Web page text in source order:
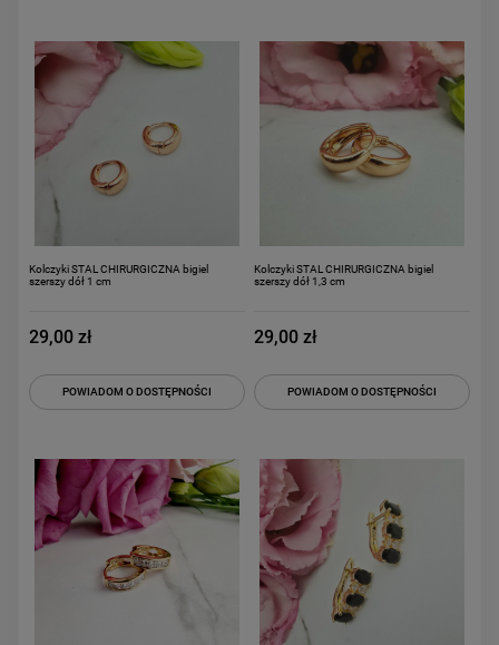
Kolczyki STAL CHIRURGICZNA bigiel
szerszy dół 1 cm
29,00 zł
POWIADOM O DOSTĘPNOŚCI
Kolczyki STAL CHIRURGICZNA bigiel
szerszy dół 1,3 cm
29,00 zł
POWIADOM O DOSTĘPNOŚCI